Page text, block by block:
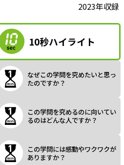
a
y
V
2023年収録
10秒ハイライト
なぜこの学問を究めたいと思っ
たのですか？
この学問を究めるのに向いてい
るのはどんな人ですか？
この学問には感動やワクワクが
ありますか？